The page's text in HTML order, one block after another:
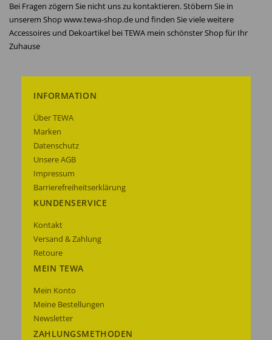
Bei Fragen zögern Sie nicht uns zu kontaktieren. Stöbern Sie in
unserem Shop www.tewa-shop.de und finden Sie viele weitere
Accessoires und Dekoartikel bei TEWA mein schönster Shop für Ihr
Zuhause
INFORMATION
Über TEWA
Marken
Datenschutz
Unsere AGB
Impressum
Barrierefreiheitserklärung
KUNDENSERVICE
Kontakt
Versand & Zahlung
Retoure
MEIN TEWA
Mein Konto
Meine Bestellungen
Newsletter
ZAHLUNGSMETHODEN